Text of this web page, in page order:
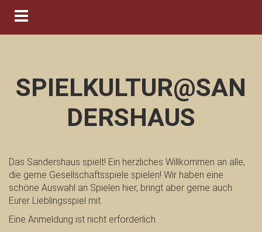
Navigation ein-/ausblenden
SPIELKULTUR@SAN
DERSHAUS
Das Sandershaus spielt! Ein herzliches Willkommen an alle,
die gerne Gesellschaftsspiele spielen! Wir haben eine
schöne Auswahl an Spielen hier, bringt aber gerne auch
Eurer Lieblingsspiel mit.
Eine Anmeldung ist nicht erforderlich.